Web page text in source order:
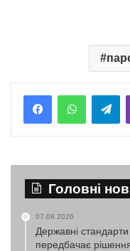
Головні
07.08.2026
Державні
передбачає рішення